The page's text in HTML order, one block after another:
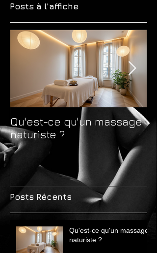
Posts à l'affiche
Qu'est-ce qu'un massage
naturiste ?
Posts Récents
Qu'est-ce qu'un massage
naturiste ?